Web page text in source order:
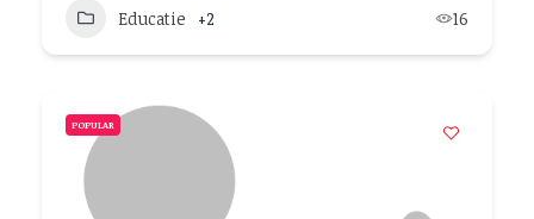
Educatie +2 16
POPULAR